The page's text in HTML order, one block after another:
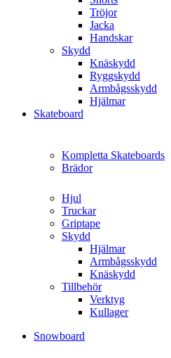
Tröjor
Jacka
Handskar
Skydd
Knäskydd
Ryggskydd
Armbågsskydd
Hjälmar
Skateboard
Kompletta Skateboards
Brädor
Hjul
Truckar
Griptape
Skydd
Hjälmar
Armbågsskydd
Knäskydd
Tillbehör
Verktyg
Kullager
Snowboard